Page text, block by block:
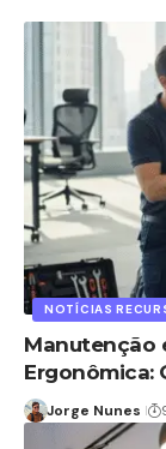
NOTÍCIAS
Manutenção
Ergonômica:
Jorge Nunes